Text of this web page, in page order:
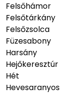
Felsőhámor
Felsőtárkány
Felsőzsolca
Füzesabony
Harsány
Hejőkeresztúr
Hét
Hevesaranyos